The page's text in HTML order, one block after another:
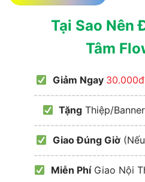
Tại Sao Nên
Tâm
Giảm Ngay 30.000đ
TặngThiệp/
Giao Đúng Giờ
Miễn PhíGiao Nội